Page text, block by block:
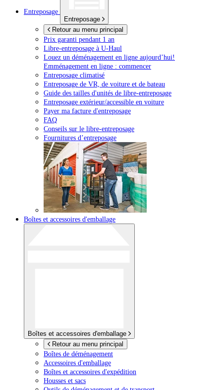
Entreposage
Entreposage
Retour au menu principal
Prix garanti pendant 1 an
Libre-entreposage à U-Haul
Louez un déménagement en ligne aujourd’hui!
Emménagement en ligne : commencer
Entreposage climatisé
Entreposage de VR, de voiture et de bateau
Guide des tailles d'unités de libre-entreposage
Entreposage extérieur/accessible en voiture
Payer ma facture d'entreposage
FAQ
Conseils sur le libre-entreposage
Fournitures d’entreposage
Boîtes et accessoires d'emballage
Boîtes et accessoires d'emballage
Retour au menu principal
Boîtes de déménagement
Accessoires d'emballage
Boîtes et accessoires d'expédition
Housses et sacs